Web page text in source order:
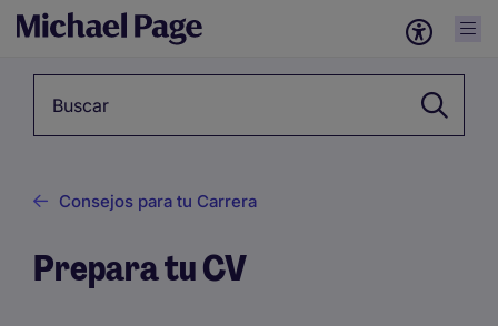
Consejos para tu Carrera
Prepara tu CV